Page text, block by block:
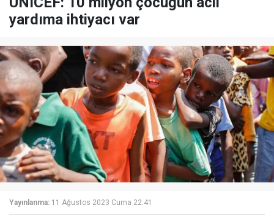
yardıma ihtiyacı var
Yayınlanma: 11 Ağustos 2023 Cuma 22:41